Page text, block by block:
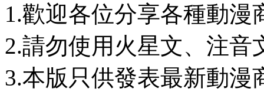
1.歡迎各位分享各種動漫
2.請勿使用火星文、注
3.本版只供發表最新動漫